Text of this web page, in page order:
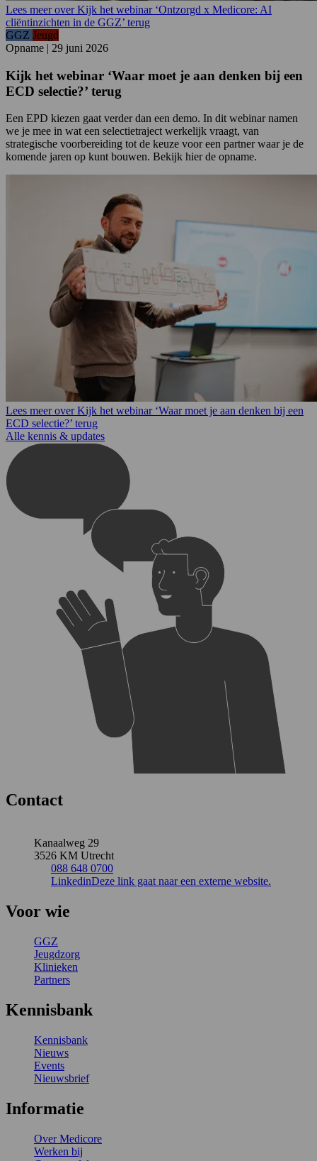
Lees meer over Kijk het webinar ‘Ontzorgd x Medicore: AI
cliëntinzichten in de GGZ’ terug
GGZ Jeugd
Opname | 29 juni 2026
Kijk het webinar ‘Waar moet je aan denken bij een
ECD selectie?’ terug
Een EPD kiezen gaat verder dan een demo. In dit webinar namen
we je mee in wat een selectietraject werkelijk vraagt, van
strategische voorbereiding tot de keuze voor een partner waar je de
komende jaren op kunt bouwen. Bekijk hier de opname.
Lees meer over Kijk het webinar ‘Waar moet je aan denken bij een
ECD selectie?’ terug
Alle kennis & updates
Contact
Kanaalweg 29
3526 KM Utrecht
088 648 0700
LinkedinDeze link gaat naar een externe website.
Voor wie
GGZ
Jeugdzorg
Klinieken
Partners
Kennisbank
Kennisbank
Nieuws
Events
Nieuwsbrief
Informatie
Over Medicore
Werken bij